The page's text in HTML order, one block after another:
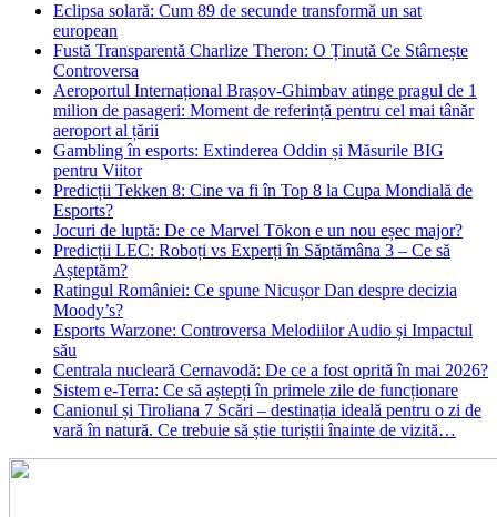
Eclipsa solară: Cum 89 de secunde transformă un sat
european
Fustă Transparentă Charlize Theron: O Ținută Ce Stârnește
Controversa
Aeroportul Internațional Brașov‑Ghimbav atinge pragul de 1
milion de pasageri: Moment de referință pentru cel mai tânăr
aeroport al țării
Gambling în esports: Extinderea Oddin și Măsurile BIG
pentru Viitor
Predicții Tekken 8: Cine va fi în Top 8 la Cupa Mondială de
Esports?
Jocuri de luptă: De ce Marvel Tōkon e un nou eșec major?
Predicții LEC: Roboți vs Experți în Săptămâna 3 – Ce să
Așteptăm?
Ratingul României: Ce spune Nicușor Dan despre decizia
Moody’s?
Esports Warzone: Controversa Melodiilor Audio și Impactul
său
Centrala nucleară Cernavodă: De ce a fost oprită în mai 2026?
Sistem e-Terra: Ce să aștepți în primele zile de funcționare
Canionul și Tiroliana 7 Scări – destinația ideală pentru o zi de
vară în natură. Ce trebuie să știe turiștii înainte de vizită…